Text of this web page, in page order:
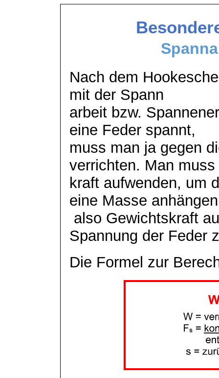
Nach dem
mit der Spann
arbeit bzw.
eine Feder spannt,
muss man ja gegen
verrichten. Man
kraft aufwenden, um
eine Masse
also Gewichtskraft
Spannung der Feder
Die Formel zur